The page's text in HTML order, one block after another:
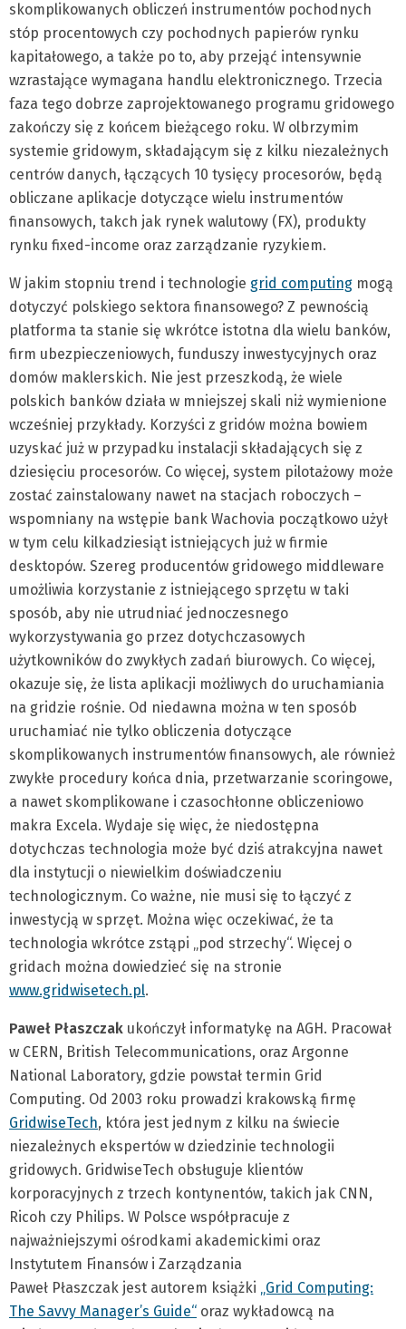
skomplikowanych obliczeń instrumentów pochodnych
stóp procentowych czy pochodnych papierów rynku
kapitałowego, a także po to, aby przejąć intensywnie
wzrastające wymagana handlu elektronicznego. Trzecia
faza tego dobrze zaprojektowanego programu gridowego
zakończy się z końcem bieżącego roku. W olbrzymim
systemie gridowym, składającym się z kilku niezależnych
centrów danych, łączących 10 tysięcy procesorów, będą
obliczane aplikacje dotyczące wielu instrumentów
finansowych, takch jak rynek walutowy (FX), produkty
rynku fixed-income oraz zarządzanie ryzykiem.
W jakim stopniu trend i technologie grid computing mogą
dotyczyć polskiego sektora finansowego? Z pewnością
platforma ta stanie się wkrótce istotna dla wielu banków,
firm ubezpieczeniowych, funduszy inwestycyjnych oraz
domów maklerskich. Nie jest przeszkodą, że wiele
polskich banków działa w mniejszej skali niż wymienione
wcześniej przykłady. Korzyści z gridów można bowiem
uzyskać już w przypadku instalacji składających się z
dziesięciu procesorów. Co więcej, system pilotażowy może
zostać zainstalowany nawet na stacjach roboczych –
wspomniany na wstępie bank Wachovia początkowo użył
w tym celu kilkadziesiąt istniejących już w firmie
desktopów. Szereg producentów gridowego middleware
umożliwia korzystanie z istniejącego sprzętu w taki
sposób, aby nie utrudniać jednoczesnego
wykorzystywania go przez dotychczasowych
użytkowników do zwykłych zadań biurowych. Co więcej,
okazuje się, że lista aplikacji możliwych do uruchamiania
na gridzie rośnie. Od niedawna można w ten sposób
uruchamiać nie tylko obliczenia dotyczące
skomplikowanych instrumentów finansowych, ale również
zwykłe procedury końca dnia, przetwarzanie scoringowe,
a nawet skomplikowane i czasochłonne obliczeniowo
makra Excela. Wydaje się więc, że niedostępna
dotychczas technologia może być dziś atrakcyjna nawet
dla instytucji o niewielkim doświadczeniu
technologicznym. Co ważne, nie musi się to łączyć z
inwestycją w sprzęt. Można więc oczekiwać, że ta
technologia wkrótce zstąpi „pod strzechy“. Więcej o
gridach można dowiedzieć się na stronie
www.gridwisetech.pl.
Paweł Płaszczak ukończył informatykę na AGH. Pracował
w CERN, British Telecommunications, oraz Argonne
National Laboratory, gdzie powstał termin Grid
Computing. Od 2003 roku prowadzi krakowską firmę
GridwiseTech, która jest jednym z kilku na świecie
niezależnych ekspertów w dziedzinie technologii
gridowych. GridwiseTech obsługuje klientów
korporacyjnych z trzech kontynentów, takich jak CNN,
Ricoh czy Philips. W Polsce współpracuje z
najważniejszymi ośrodkami akademickimi oraz
Instytutem Finansów i Zarządzania
Paweł Płaszczak jest autorem książki „Grid Computing:
The Savvy Manager’s Guide“ oraz wykładowcą na